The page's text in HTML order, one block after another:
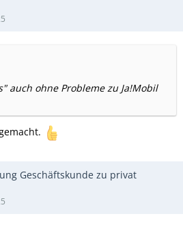
auch ohne Probleme zu Ja!Mobil
Geschäftskunde zu privat